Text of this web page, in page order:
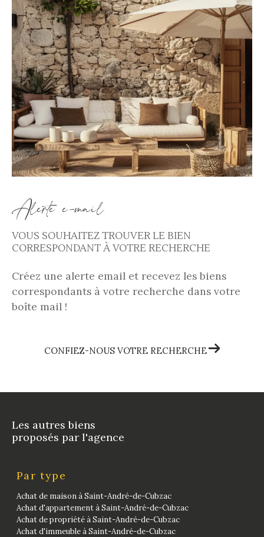
Alerte e-mail
VOUS SOUHAITEZ TROUVER LE BIEN
CORRESPONDANT À VOTRE RECHERCHE
Créez une alerte email et recevez les biens
correspondants à votre recherche dans votre
boîte mail !
CONFIEZ-NOUS VOTRE RECHERCHE
Les autres biens
proposés par l'agence
Par type
Achat de maison à Saint-André-de-Cubzac
Achat d'appartement à Saint-André-de-Cubzac
Achat de propriété à Saint-André-de-Cubzac
Achat d'immeuble à Saint-André-de-Cubzac